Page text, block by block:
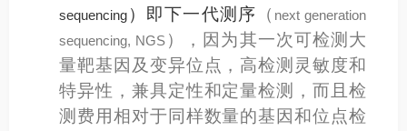
sequencing ） 即下一代测序 （ next generation
sequencing, NGS ）
，因为其一次可检测大
量靶基因及变异位点，高检测灵敏度和
特异性，兼具定性和定量检测，而且检
测费用相对于同样数量的基因和位点检